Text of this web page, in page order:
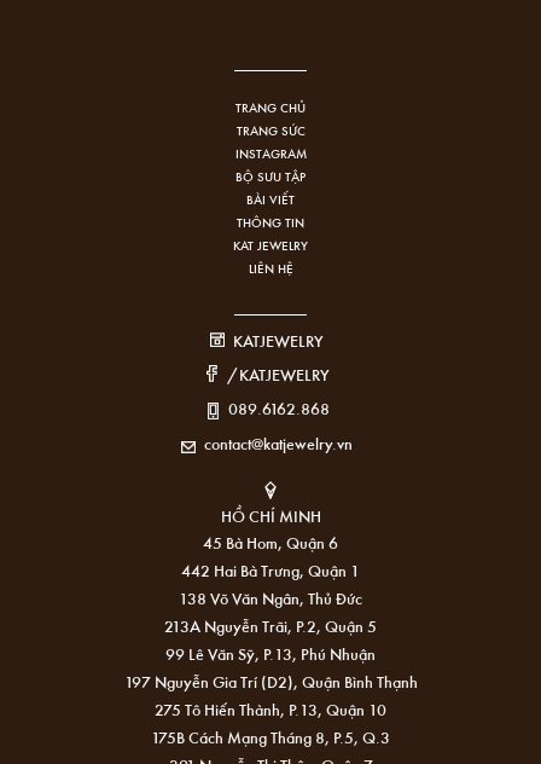
TRANG CHỦ
TRANG SỨC
INSTAGRAM
BỘ SƯU TẬP
BÀI VIẾT
THÔNG TIN
KAT JEWELRY
LIÊN HỆ
KATJEWELRY
/KATJEWELRY
089.6162.868
contact@katjewelry.vn
HỒ CHÍ MINH
45 Bà Hom, Quận 6
442 Hai Bà Trưng, Quận 1
138 Võ Văn Ngân, Thủ Đức
213A Nguyễn Trãi, P.2, Quận 5
99 Lê Văn Sỹ, P.13, Phú Nhuận
197 Nguyễn Gia Trí (D2), Quận Bình Thạnh
275 Tô Hiến Thành, P.13, Quận 10
175B Cách Mạng Tháng 8, P.5, Q.3